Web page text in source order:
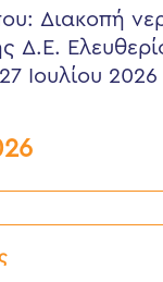
Διακοπή
Δ.Ε.
Ιουλίου 2026